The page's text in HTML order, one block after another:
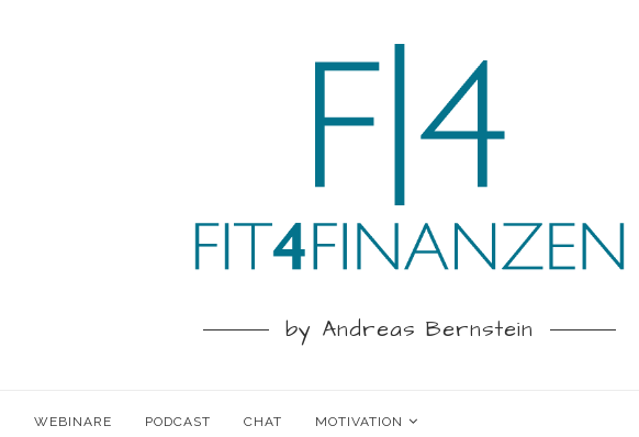
by Andreas Bernstein
WEBINARE PODCAST CHAT MOTIVATION